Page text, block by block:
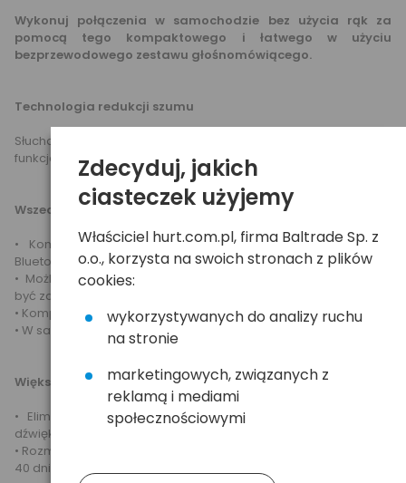
Wykonuj połączenia w samochodzie bez użycia rąk za
pomocą tego kompaktowego i łatwego w użyciu
bezprzewodowego zestawu głośnomówiącego.
Technologia redukcji szumu
Słuchaj i daj się słyszeć wyraźniej dzięki wyrafinowanym
funkcjom eliminowania echa i redukcji szumu.
Wszechstronny i niezawodny
• Kompatybilny z szeroką gamą telefonów komórkowych
Bluetooth
• Możliwość ładowania w samochodzie, pozwala zestawowi
być zawsze gotowym, gdy chcesz z niego skorzystać
• Kompaktowa budowa ułatwia przenoszenie
• W sam raz do samochodu, domu lub biura
Większa wydajność
• Eliminacja echa i redukcja szumu zapewnia wyraźniejszy
dźwięk połączeń.
• Rozmawiaj dłużej za sprawą do 20 godzin czasu rozmowy i do
40 dni czasu czuwania.
Zdecyduj, jakich
ciasteczek użyjemy
Właściciel hurt.com.pl, firma Baltrade Sp. z
o.o., korzysta na swoich stronach z plików
cookies:
wykorzystywanych do analizy ruchu
na stronie
marketingowych, związanych z
reklamą i mediami
społecznościowymi